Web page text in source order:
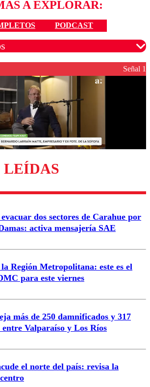
A EXPLORAR:
PODCAST
son moderados para garantizar un
diálogo respetuoso.
Enviar comentario
Señal 1
LEÍDAS
dos sectores de Carahue por
activa mensajería SAE
Región Metropolitana: este es el
para este viernes
más de 250 damnificados y 317
entre Valparaíso y Los Ríos
el norte del país: revisa la